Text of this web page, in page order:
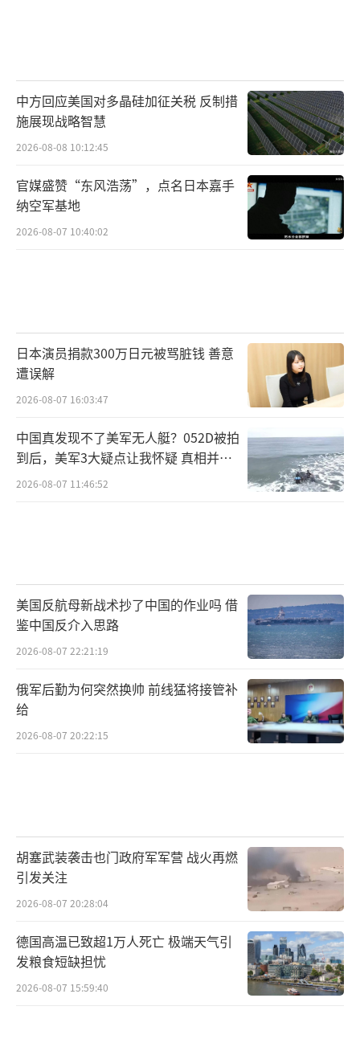
中方回应美国对多晶硅加征关税 反制措
施展现战略智慧
2026-08-08 10:12:45
官媒盛赞“东风浩荡”，点名日本嘉手
纳空军基地
2026-08-07 10:40:02
日本演员捐款300万日元被骂脏钱 善意
遭误解
2026-08-07 16:03:47
中国真发现不了美军无人艇？052D被拍
到后，美军3大疑点让我怀疑 真相并非
如此
2026-08-07 11:46:52
美国反航母新战术抄了中国的作业吗 借
鉴中国反介入思路
2026-08-07 22:21:19
俄军后勤为何突然换帅 前线猛将接管补
给
2026-08-07 20:22:15
胡塞武装袭击也门政府军军营 战火再燃
引发关注
2026-08-07 20:28:04
德国高温已致超1万人死亡 极端天气引
发粮食短缺担忧
2026-08-07 15:59:40